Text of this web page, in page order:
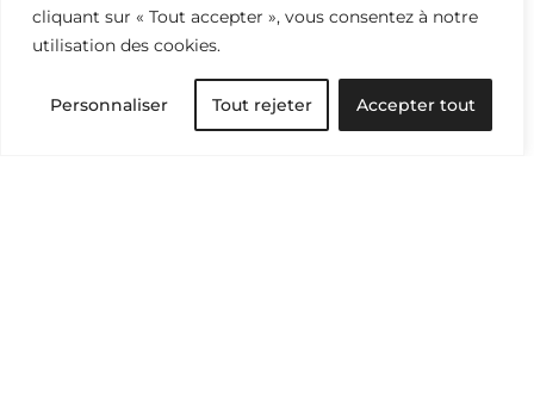
cliquant sur « Tout accepter », vous consentez à notre
utilisation des cookies.
Personnaliser Tout rejeter Accepter tout